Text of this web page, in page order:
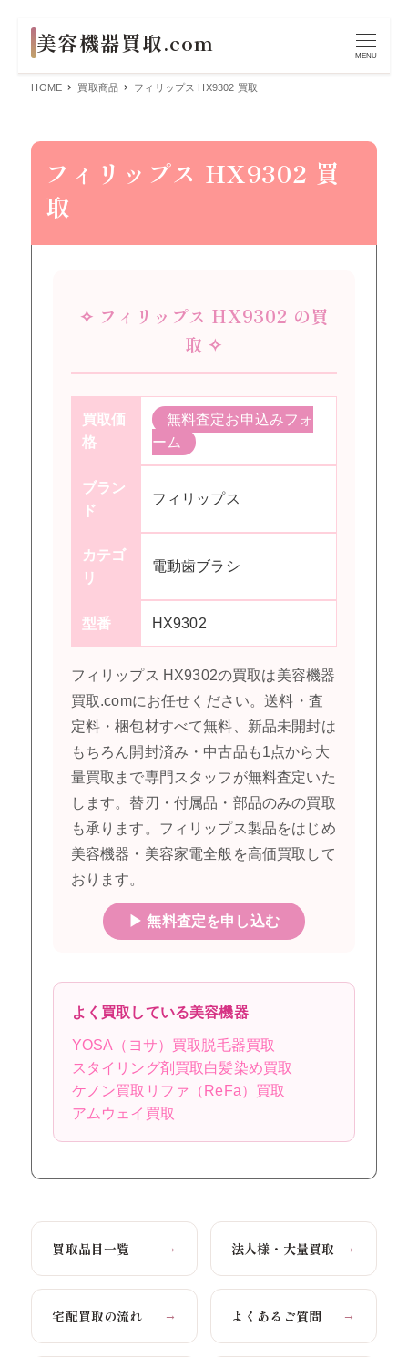
MENU
HOME 買取商品 フィリップス HX9302 買取
フィリップス HX9302 買
取
✧ フィリップス HX9302 の買
取 ✧
買取価
格
無料査定お申込みフォ
ーム
ブラン
ド
フィリップス
カテゴ
リ
電動歯ブラシ
型番 HX9302
フィリップス HX9302の買取は美容機器
買取.comにお任せください。送料・査
定料・梱包材すべて無料、新品未開封は
もちろん開封済み・中古品も1点から大
量買取まで専門スタッフが無料査定いた
します。替刃・付属品・部品のみの買取
も承ります。フィリップス製品をはじめ
美容機器・美容家電全般を高価買取して
おります。
▶ 無料査定を申し込む
よく買取している美容機器
YOSA（ヨサ）買取 脱毛器買取
スタイリング剤買取白髪染め買取
ケノン買取 リファ（ReFa）買取
アムウェイ買取
買取品目一覧 → 法人様・大量買取 →
宅配買取の流れ → よくあるご質問 →